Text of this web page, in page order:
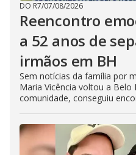
DO R7/07/08/2026
Reencontro
a 52 anos de
irmãos em BH
Sem notícias da família por
Maria Vicência voltou a
comunidade, conseguiu